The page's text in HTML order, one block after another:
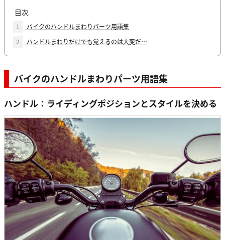
目次
1
バイクのハンドルまわりパーツ用語集
2
ハンドルまわりだけでも覚えるのは大変だ…
バイクのハンドルまわりパーツ用語集
ハンドル：ライディングポジションとスタイルを決める